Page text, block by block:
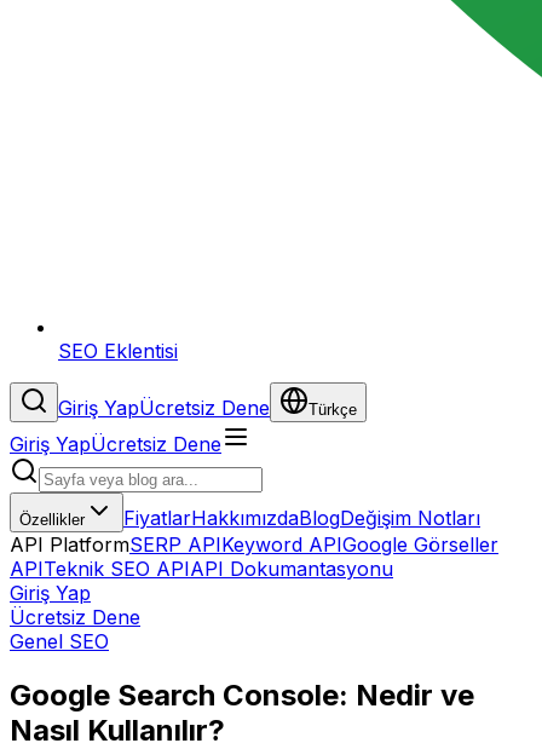
SEO Eklentisi
Giriş YapÜcretsiz Dene Türkçe
Giriş YapÜcretsiz Dene
Özellikler FiyatlarHakkımızdaBlogDeğişim Notları
API PlatformSERP APIKeyword APIGoogle Görseller
APITeknik SEO APIAPI Dokumantasyonu
Giriş Yap
Ücretsiz Dene
Genel SEO
Google Search Console: Nedir ve
Nasıl Kullanılır?